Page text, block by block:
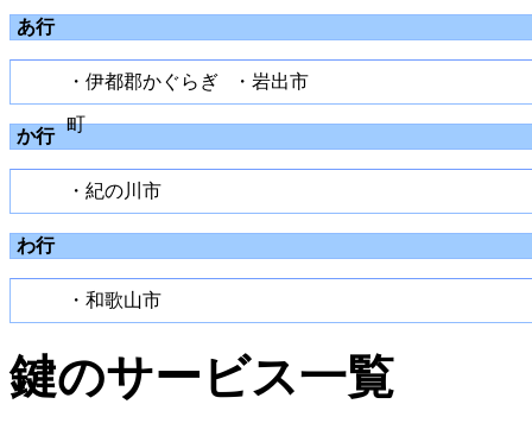
あ行
・伊都郡かぐらぎ
町
・岩出市
か行
・紀の川市
わ行
・和歌山市
鍵のサービス一覧